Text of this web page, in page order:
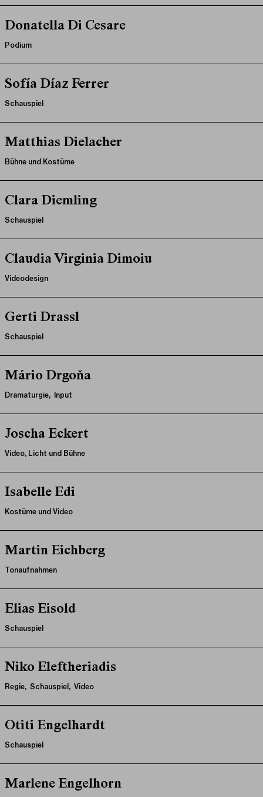
Donatella Di Cesare
Podium
Sofía Díaz Ferrer
Schauspiel
Matthias Dielacher
Bühne und Kostüme
Clara Diemling
Schauspiel
Claudia Virginia Dimoiu
Videodesign
Gerti Drassl
Schauspiel
Mário Drgoňa
Dramaturgie, Input
Joscha Eckert
Video, Licht und Bühne
Isabelle Edi
Kostüme und Video
Martin Eichberg
Tonaufnahmen
Elias Eisold
Schauspiel
Niko Eleftheriadis
Regie, Schauspiel, Video
Otiti Engelhardt
Schauspiel
Marlene Engelhorn